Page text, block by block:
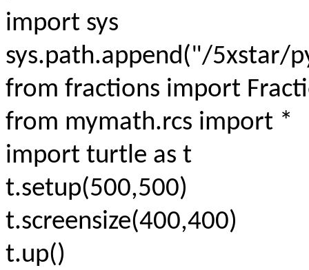
import sys
sys.path.append("/5xstar/
from fractions import
from mymath.rcs import *
import turtle as t
t.setup(500,500)
t.screensize(400,400)
t.up()